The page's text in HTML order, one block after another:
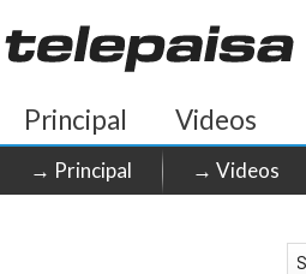
Principal Videos
→ Principal → Videos